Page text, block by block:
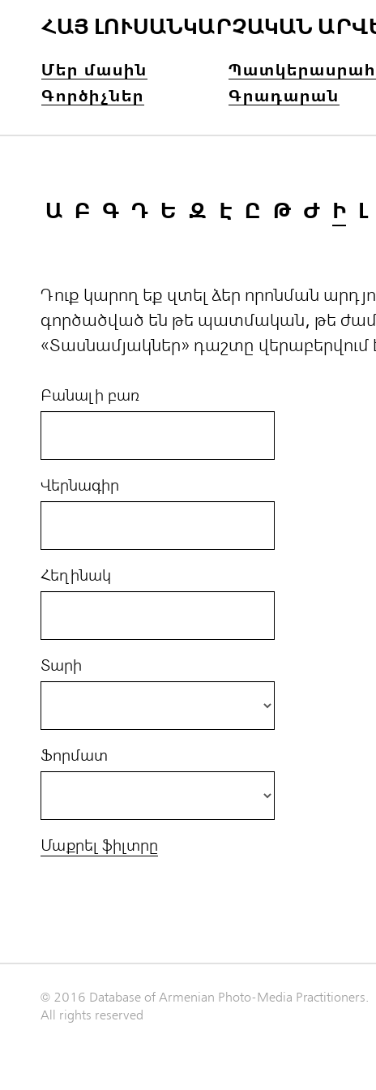
ՀԱՅ ԼՈՒՍԱՆԿԱՐՉԱԿԱՆ
Մեր մասին Պատկերասրահ
Գործիչներ
Գրադարան
Ա Բ Գ Դ Ե Զ Է Ը Թ Ժ Ի Լ
Դուք կարող եք զտել ձեր որոնման
գործածված են թե պատմական, թե
«Տասնամյակներ» դաշտը
Բանալի բառ
Վերնագիր
Հեղինակ
Տարի
Ֆորմատ
Մաքրել ֆիլտրը
© 2016 Database of Armenian Photo-Media Practitioners.
All rights reserved